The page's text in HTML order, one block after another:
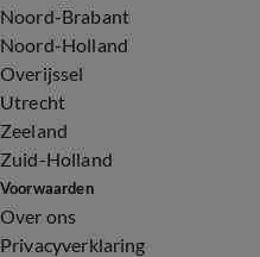
Noord-Brabant
Noord-Holland
Overijssel
Utrecht
Zeeland
Zuid-Holland
Voorwaarden
Over ons
Privacyverklaring